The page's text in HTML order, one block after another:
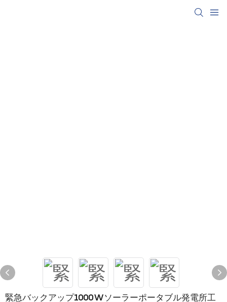
緊急バックアップ1000Wソーラーポータブル発電所工